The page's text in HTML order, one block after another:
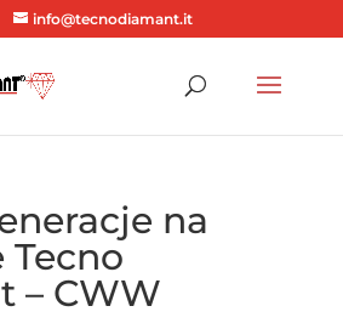
info@tecnodiamant.it
na
Tecno
– CWW